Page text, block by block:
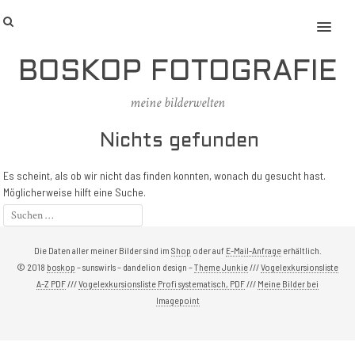
MENU
BOSKOP FOTOGRAFIE
meine bilderwelten
Nichts gefunden
Es scheint, als ob wir nicht das finden konnten, wonach du gesucht hast.
Möglicherweise hilft eine Suche.
Die Daten aller meiner Bilder sind im Shop oder auf E-Mail-Anfrageerhältlich.
© 2018 boskop – sunswirls – dandelion design –Theme Junkie ///Vogelexkursionsliste
A-Z PDF ///Vogelexkursionsliste Profi systematisch, PDF /// Meine Bilder bei
Imagepoint